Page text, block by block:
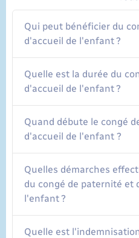
Qui peut bénéficier du
d'accueil de l'enfant ?
Quelle est la durée du
d'accueil de l'enfant ?
Quand débute le congé
d'accueil de l'enfant ?
Quelles démarches
du congé de paternité et
l'enfant ?
Quelle est